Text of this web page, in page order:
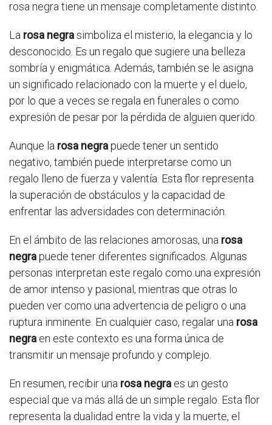
rosa negra tiene un mensaje completamente distinto.
La rosa negrasimboliza el misterio, la elegancia y lo
desconocido. Es un regalo que sugiere una belleza
sombría y enigmática. Además, también se le asigna
un significado relacionado con la muerte y el duelo,
por lo que a veces se regala en funerales o como
expresión de pesar por la pérdida de alguien querido.
Aunque la rosa negrapuede tener un sentido
negativo, también puede interpretarse como un
regalo lleno de fuerza y valentía. Esta flor representa
la superación de obstáculos y la capacidad de
enfrentar las adversidades con determinación.
En el ámbito de las relaciones amorosas, una rosa
negrapuede tener diferentes significados. Algunas
personas interpretan este regalo como una expresión
de amor intenso y pasional, mientras que otras lo
pueden ver como una advertencia de peligro o una
ruptura inminente. En cualquier caso, regalar una rosa
negra en este contexto es una forma única de
transmitir un mensaje profundo y complejo.
En resumen, recibir una rosa negra es un gesto
especial que va más allá de un simple regalo. Esta flor
representa la dualidad entre la vida y la muerte, el